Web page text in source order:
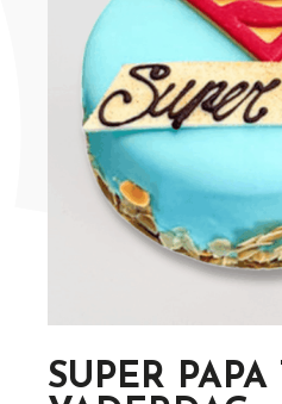
SUPER PAPA